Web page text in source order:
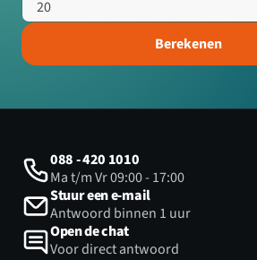
Berekenen
088 - 420 1010
Ma t/m Vr 09:00 - 17:00
Stuur een e-mail
Antwoord binnen 1 uur
Open de chat
Voor direct antwoord